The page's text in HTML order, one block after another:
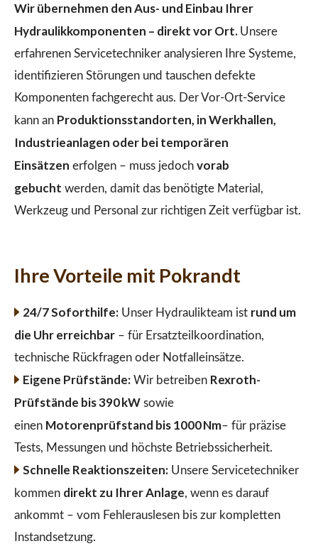
Wir übernehmen den Aus- und Einbau Ihrer
Hydraulikkomponenten – direkt vor Ort. Unsere
erfahrenen Servicetechniker analysieren Ihre Systeme,
identifizieren Störungen und tauschen defekte
Komponenten fachgerecht aus. Der Vor-Ort-Service
kann an Produktionsstandorten, in Werkhallen,
Industrieanlagen oder bei temporären
Einsätzen erfolgen – muss jedoch vorab
gebucht werden, damit das benötigte Material,
Werkzeug und Personal zur richtigen Zeit verfügbar ist.
Ihre Vorteile mit Pokrandt
24/7 Soforthilfe:Unser Hydraulikteam ist rund um
die Uhr erreichbar – für Ersatzteilkoordination,
technische Rückfragen oder Notfalleinsätze.
Eigene Prüfstände:Wir betreiben Rexroth-
Prüfstände bis 390 kW sowie
einen Motorenprüfstand bis 1000 Nm– für präzise
Tests, Messungen und höchste Betriebssicherheit.
Schnelle Reaktionszeiten:Unsere Servicetechniker
kommen direkt zu Ihrer Anlage, wenn es darauf
ankommt – vom Fehlerauslesen bis zur kompletten
Instandsetzung.